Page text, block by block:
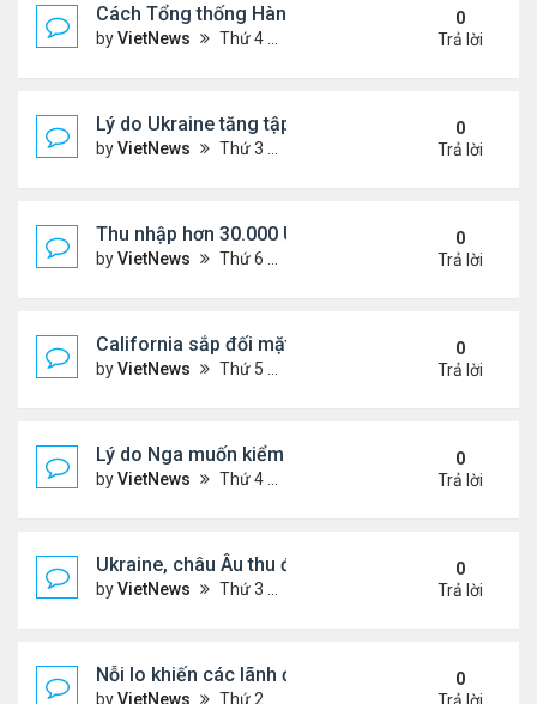
Cách Tổng thống Hàn Quốc dập lửa căng thẳng
byVietNews Thứ 4 Tháng 8 27, 2025 4:57 pm
0
Trả lời
Lý do Ukraine tăng tập kích hạ tầng dầu mỏ Nga
byVietNews Thứ 3 Tháng 8 26, 2025 5:25 pm
0
Trả lời
Thu nhập hơn 30.000 USD mỗi tháng mới đủ trả
byVietNews Thứ 6 Tháng 8 22, 2025 3:47 pm
0
Trả lời
California sắp đối mặt đợt nắng nóng hơn 43 độ C
byVietNews Thứ 5 Tháng 8 21, 2025 4:58 pm
0
Trả lời
Lý do Nga muốn kiểm soát toàn bộ vùng Donbass
byVietNews Thứ 4 Tháng 8 20, 2025 4:44 pm
0
Trả lời
Ukraine, châu Âu thu được gì từ cuộc họp với
byVietNews Thứ 3 Tháng 8 19, 2025 4:34 pm
0
Trả lời
Nỗi lo khiến các lãnh đạo châu Âu tới Washington
byVietNews Thứ 2 Tháng 8 18, 2025 4:12 pm
0